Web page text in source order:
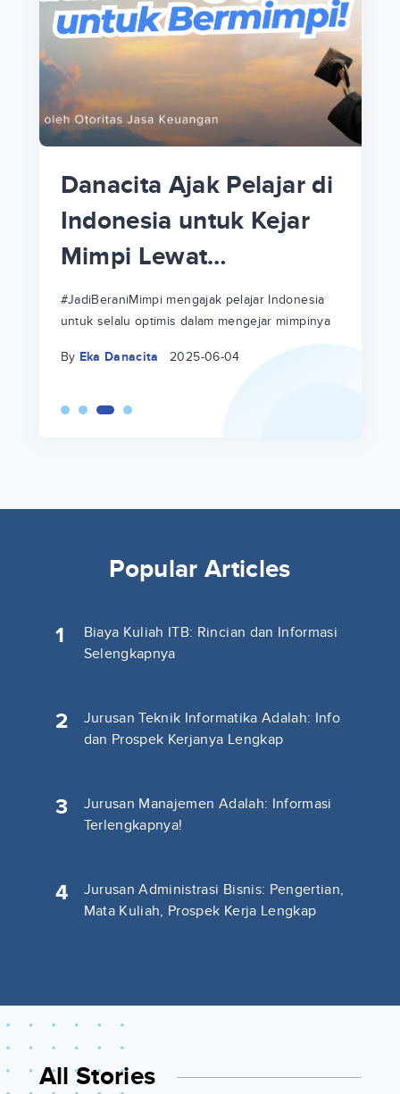
Danacita Ajak Pelajar di
Indonesia untuk Kejar
Mimpi Lewat
#JadiBeraniMimpi
#JadiBeraniMimpi mengajak pelajar Indonesia
untuk selalu optimis dalam mengejar mimpinya
By Eka Danacita 2025-06-04
Popular Articles
1
Biaya Kuliah ITB: Rincian dan Informasi
Selengkapnya
2
Jurusan Teknik Informatika Adalah: Info
dan Prospek Kerjanya Lengkap
3
Jurusan Manajemen Adalah: Informasi
Terlengkapnya!
4
Jurusan Administrasi Bisnis: Pengertian,
Mata Kuliah, Prospek Kerja Lengkap
All Stories